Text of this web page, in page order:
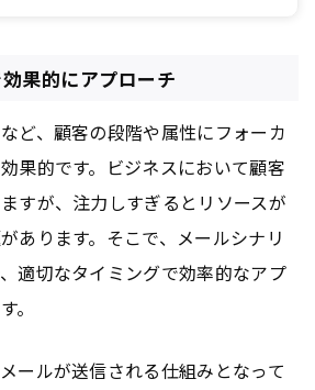
果的にアプローチ
など、顧客の段階や属性にフォーカ
果的です。ビジネスにおいて顧客
すが、注力しすぎるとリソースが
あります。そこで、メールシナリ
適切なタイミングで効率的なアプ
。
ールが送信される仕組みとなって